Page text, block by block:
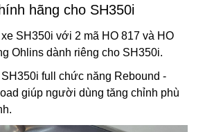
hãng cho SH350i
SH350i với 2 mã HO 817 và HO
Ohlins dành riêng cho SH350i.
full chức năng Rebound -
giúp người dùng tăng chỉnh phù